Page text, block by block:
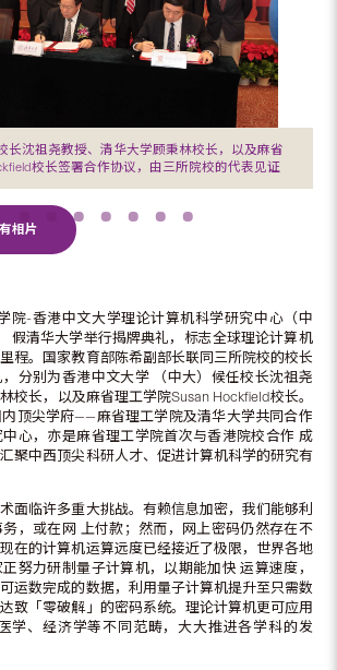
长沈祖尧教授、清华大学顾秉林校长，以及麻省
校长签署合作协议，由三所院校的代表见证
院-香港中文大学理论计算机科学研究中心（中
假清华大学举行揭牌典礼，标志全球理论计算机
程。国家教育部陈希副部长联同三所院校的校长
分别为香港中文大学 （中大）候任校长沈祖尧
校长，以及麻省理工学院Susan Hockfield校长。
顶尖学府——麻省理工学院及清华大学共同合作
心，亦是麻省理工学院首次与香港院校合作 成
聚中西顶尖科研人才、促进计算机科学的研究有
面临许多重大挑战。有赖信息加密，我们能够利
，或在网 上付款；然而，网上密码仍然存在不
在的计算机运算远度已经接近了极限，世界各地
努力研制量子计算机，以期能加快 运算速度，
运数完成的数据，利用量子计算机提升至只需数
致「零破解」的密码系统。理论计算机更可应用
学、经济学等不同范畴，大大推进各学科的发